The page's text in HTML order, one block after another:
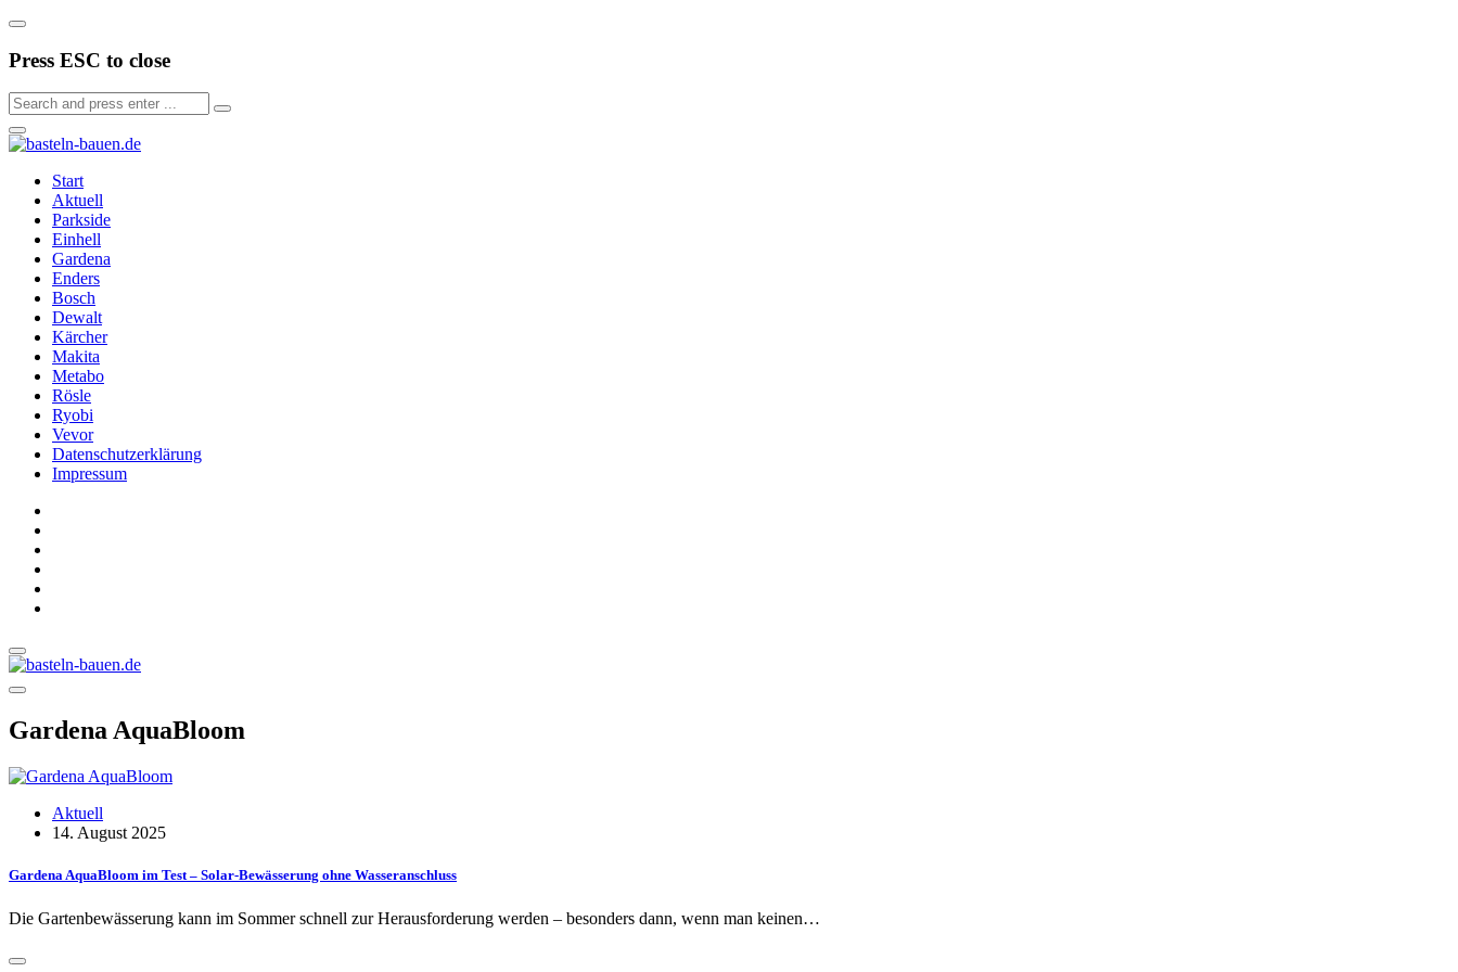
Press ESC to close
Start
Aktuell
Parkside
Einhell
Gardena
Enders
Bosch
Dewalt
Kärcher
Makita
Metabo
Rösle
Ryobi
Vevor
Datenschutzerklärung
Impressum
Gardena AquaBloom
Aktuell
14. August 2025
Gardena AquaBloom im Test – Solar-Bewässerung ohne Wasseranschluss
Die Gartenbewässerung kann im Sommer schnell zur Herausforderung werden – besonders dann, wenn man keinen…